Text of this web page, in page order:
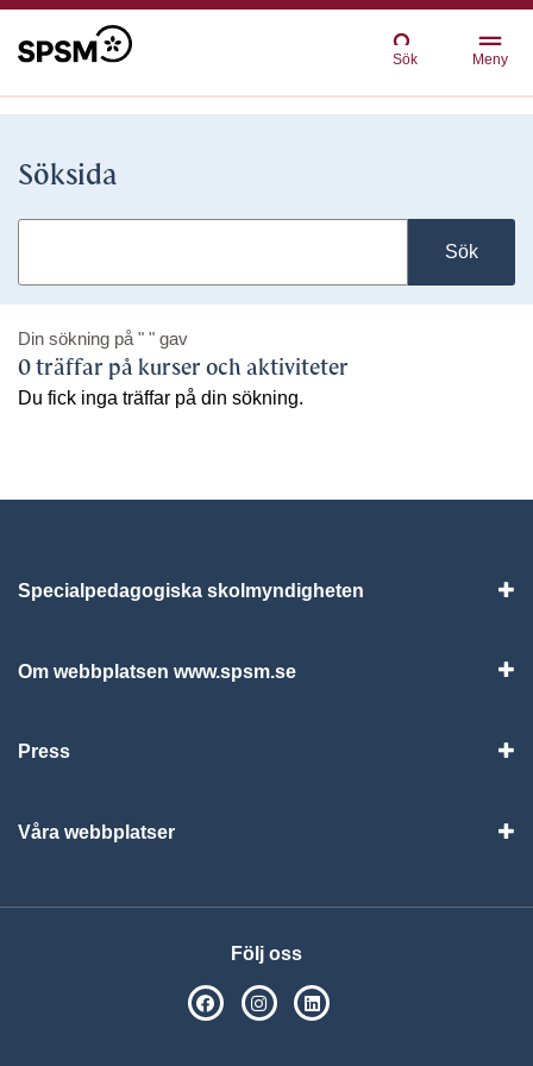
Sök Meny
Söksida
Sök
Din sökning på " " gav
0 träffar på kurser och aktiviteter
Du fick inga träffar på din sökning.
Specialpedagogiska skolmyndigheten
Om webbplatsen www.spsm.se
Press
Våra webbplatser
Följ oss
SPSM på Facebook
SPSM på Instagram